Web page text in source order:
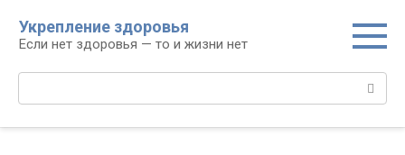
контенту
Укрепление здоровья
Если нет здоровья — то и жизни нет
Поиск: